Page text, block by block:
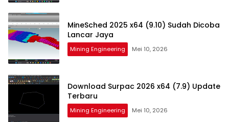
MineSched 2025 x64 (9.10) Sudah Dicoba
Lancar Jaya
Mining Engineering Mei 10, 2026
Download Surpac 2026 x64 (7.9) Update
Terbaru
Mining Engineering Mei 10, 2026